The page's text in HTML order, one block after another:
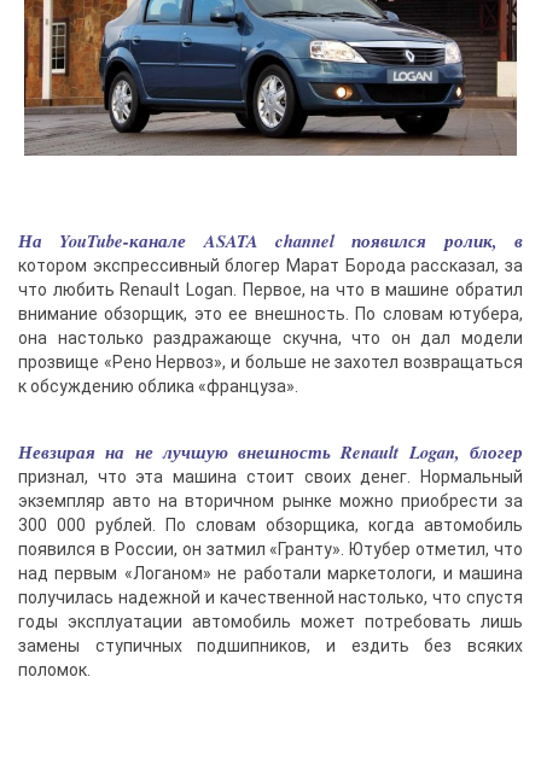
На YouTube-канале ASATA channel появился ролик, в
котором экспрессивный блогер Марат Борода рассказал, за
что любить Renault Logan. Первое, на что в машине обратил
внимание обзорщик, это ее внешность. По словам ютубера,
она настолько раздражающе скучна, что он дал модели
прозвище «Рено Нервоз», и больше не захотел возвращаться
к обсуждению облика «француза».
Невзирая на не лучшую внешность Renault Logan, блогер
признал, что эта машина стоит своих денег. Нормальный
экземпляр авто на вторичном рынке можно приобрести за
300 000 рублей. По словам обзорщика, когда автомобиль
появился в России, он затмил «Гранту». Ютубер отметил, что
над первым «Логаном» не работали маркетологи, и машина
получилась надежной и качественной настолько, что спустя
годы эксплуатации автомобиль может потребовать лишь
замены ступичных подшипников, и ездить без всяких
поломок.